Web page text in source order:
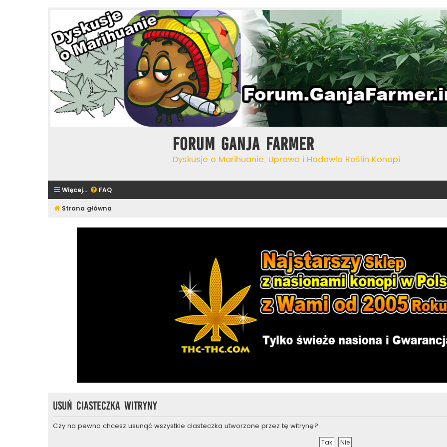
Forum Ganja Farmer
Dyskusje o Marihuanie, Uprawa i Hodowla Roślin Konopi
Więcej… FAQ
Strona główna
Usuń ciasteczka witryny
Czy na pewno chcesz usunąć wszystkie ciasteczka utworzone przez tę witrynę?